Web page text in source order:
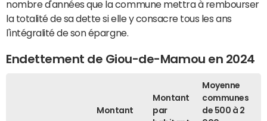
nombre d'années que la commune mettra à rembourser
la totalité de sa dette si elle y consacre tous les ans
l'intégralité de son épargne.
Endettement de Giou-de-Mamou en 2024
Montant
Montant
par
Moyenne
communes
de 500 à 2